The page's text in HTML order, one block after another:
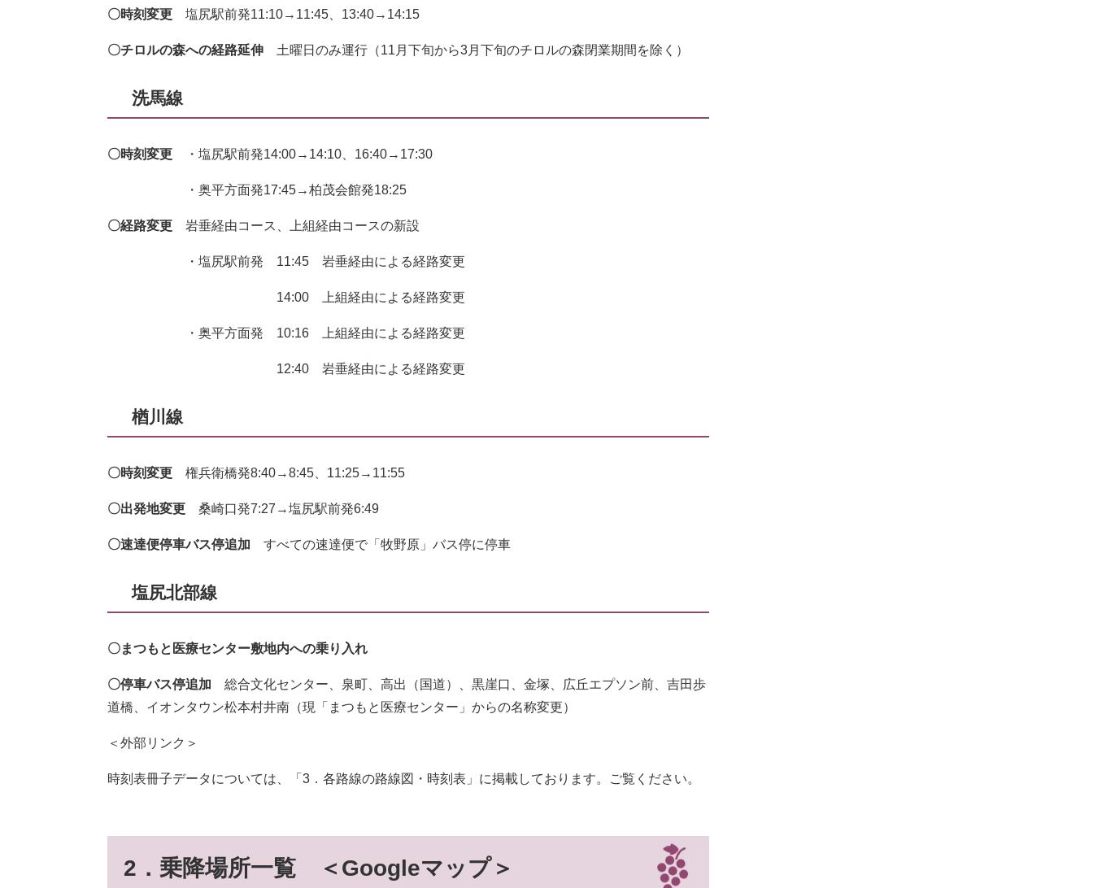
〇時刻変更 塩尻駅前発11:10→11:45、13:40→14:15
〇チロルの森への経路延伸 土曜日のみ運行（11月下旬から3月下旬のチロルの森閉業期間を除く）
洗馬線
〇時刻変更 ・塩尻駅前発14:00→14:10、16:40→17:30
・奥平方面発17:45→柏茂会館発18:25
〇経路変更 岩垂経由コース、上組経由コースの新設
・塩尻駅前発 11:45 岩垂経由による経路変更
14:00 上組経由による経路変更
・奥平方面発 10:16 上組経由による経路変更
12:40 岩垂経由による経路変更
楢川線
〇時刻変更 権兵衛橋発8:40→8:45、11:25→11:55
〇出発地変更 桑崎口発7:27→塩尻駅前発6:49
〇速達便停車バス停追加 すべての速達便で「牧野原」バス停に停車
塩尻北部線
〇まつもと医療センター敷地内への乗り入れ
〇停車バス停追加 総合文化センター、泉町、高出（国道）、黒崖口、金塚、広丘エプソン前、吉田歩
道橋、イオンタウン松本村井南（現「まつもと医療センター」からの名称変更）
＜外部リンク＞
時刻表冊子データについては、「3．各路線の路線図・時刻表」に掲載しております。ご覧ください。
2．乗降場所一覧 ＜Googleマップ＞